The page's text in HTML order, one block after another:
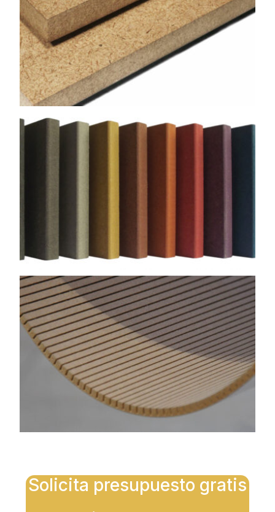
Solicita presupuesto gratis